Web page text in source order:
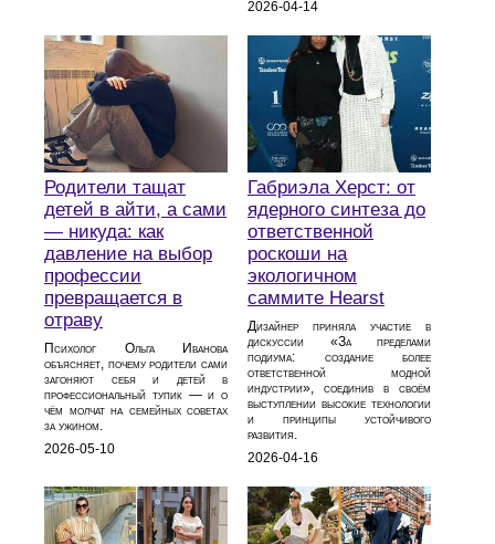
2026-04-14
Родители тащат
детей в айти, а сами
— никуда: как
давление на выбор
профессии
превращается в
отраву
Психолог Ольга Иванова
объясняет, почему родители сами
загоняют себя и детей в
профессиональный тупик — и о
чём молчат на семейных советах
за ужином.
2026-05-10
Габриэла Херст: от
ядерного синтеза до
ответственной
роскоши на
экологичном
саммите Hearst
Дизайнер приняла участие в
дискуссии «За пределами
подиума: создание более
ответственной модной
индустрии», соединив в своём
выступлении высокие технологии
и принципы устойчивого
развития.
2026-04-16